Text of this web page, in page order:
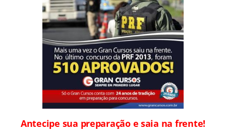
Antecipe sua preparação e saia na frente!